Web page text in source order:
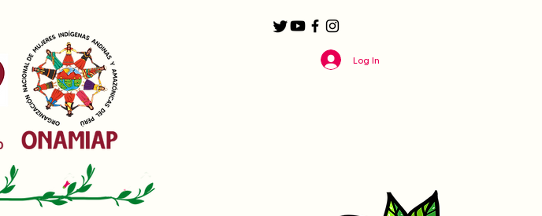
Log In